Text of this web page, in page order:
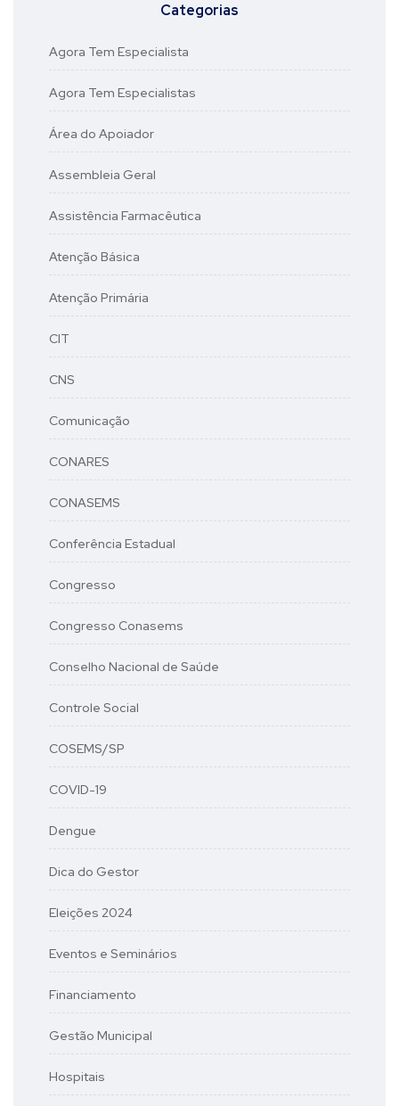
Categorias
Agora Tem Especialista
Agora Tem Especialistas
Área do Apoiador
Assembleia Geral
Assistência Farmacêutica
Atenção Básica
Atenção Primária
CIT
CNS
Comunicação
CONARES
CONASEMS
Conferência Estadual
Congresso
Congresso Conasems
Conselho Nacional de Saúde
Controle Social
COSEMS/SP
COVID-19
Dengue
Dica do Gestor
Eleições 2024
Eventos e Seminários
Financiamento
Gestão Municipal
Hospitais